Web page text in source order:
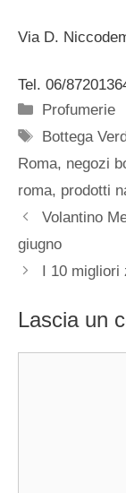
Via D.
Tel. 06/
Categorie
Profumerie
Tag
Bottega
Roma, negozi
roma, prodotti
Volantino
giugno
I 10 migliori
Lascia un